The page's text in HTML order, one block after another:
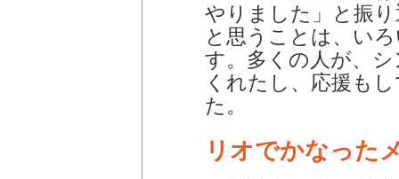
やりました」と振
と思うことは、い
す。多くの人が、
くれたし、応援も
た。
リオでかなった